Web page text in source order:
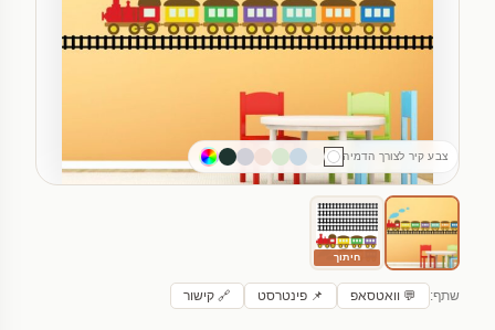
צבע קיר לצורך הדמיה
חיתוך
שתף: 💬 וואטסאפ 📌 פינטרסט 🔗 קישור